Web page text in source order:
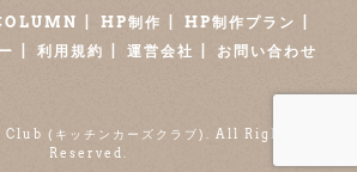
HP制作
HP制作プラン
利用規約 運営会社 お問い合わせ
(キッチンカーズクラブ) . All Rights
Reserved.